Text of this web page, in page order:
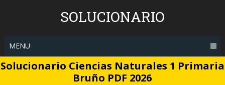
SOLUCIONARIO
MENU
Solucionario Ciencias Naturales 1 Primaria
Bruño PDF 2026